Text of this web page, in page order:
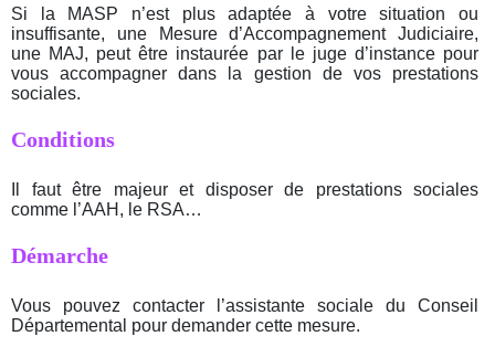
Si la MASP n’est plus adaptée à votre situation ou
insuffisante, une Mesure d’Accompagnement Judiciaire,
une MAJ, peut être instaurée par le juge d’instance pour
vous accompagner dans la gestion de vos prestations
sociales.
Conditions
Il faut être majeur et disposer de prestations sociales
comme l’AAH, le RSA…
Démarche
Vous pouvez contacter l’assistante sociale du Conseil
Départemental pour demander cette mesure.